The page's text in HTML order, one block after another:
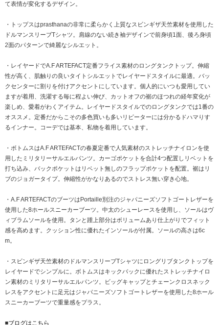
て表情が変化するデザイン。
・トップスはprasthanaの⾮常に柔らかく上質なスビンギザ天竺素材を使用した
ドルマンスリーブTシャツ。肩線のない続き袖デザインで前身頃1面、後ろ身頃
2面のパターンで綺麗なシルエット。
・レイヤードでA.F ARTEFACT定番フライス素材のロングタンクトップ。伸縮
性が高く、肌触りの良いタイトシルエットでレイヤードスタイルに最適。バッ
クセンターに割りを付けアクセントにしています。個人的にいつも愛用してい
ますが着用、洗濯する毎に程よい伸び、カットオフの裾のほつれの経年変化が
楽しめ、愛着がわくアイテム。レイヤードスタイルでのロングタンクでは1番の
オススメ。定番だからこその多色買いも多いリピーターには分かるドハマりす
るインナー。コーデでは基本、私物を着用しています。
・ボトムスはA.F ARTEFACTの春夏定番で人気素材のストレッチナイロンを使
用したミリタリーサルエルパンツ。カーゴポケットを合計4つ配置しリベットを
打ち込み、バックポケットはリベット無しのフラップポケットを配置。裾はリ
ブのジョガータイプ。伸縮性がかなりあるのでストレス無い穿き心地。
・A.F ARTEFACTのブーツはPortaille別注のジャパニーズソフトゴートレザーを
使用した8ホールスニーカーブーツ。中太のシューレースを使用し、ソールはヴ
ィブラムソールを使用。タンと踵上部分はボリュームあり仕上がりでフィット
感を高めます。クッション性に優れたインソールが付属。ソールの高さは6c
m。
・スビンギザ天竺素材のドルマンスリーブTシャツにロングリブタンクトップを
レイヤードでシンプルに。ボトムスはキックバックに優れたストレッチナイロ
ン素材のミリタリーサルエルパンツ。ビッグキャップとチェーンクロスネック
レスをアクセントに足元はジャパニーズソフトゴートレザーを使用した8ホール
スニーカーブーツで重量感をプラス。
■ブログはこちら